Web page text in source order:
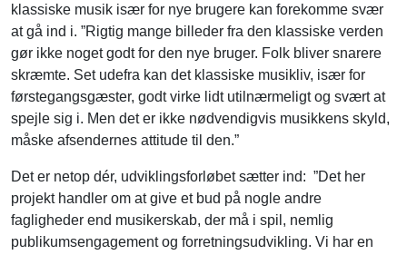
klassiske musik især for nye brugere kan forekomme svær
at gå ind i. ”Rigtig mange billeder fra den klassiske verden
gør ikke noget godt for den nye bruger. Folk bliver snarere
skræmte. Set udefra kan det klassiske musikliv, især for
førstegangsgæster, godt virke lidt utilnærmeligt og svært at
spejle sig i. Men det er ikke nødvendigvis musikkens skyld,
måske afsendernes attitude til den.”
Det er netop dér, udviklingsforløbet sætter ind: ”Det her
projekt handler om at give et bud på nogle andre
fagligheder end musikerskab, der må i spil, nemlig
publikumsengagement og forretningsudvikling. Vi har en